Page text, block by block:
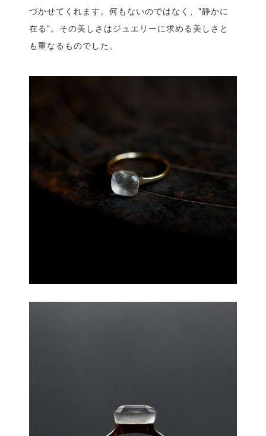
づかせてくれます。何もないのではなく、"静かに
在る"。その美しさはジュエリーに求める美しさと
も重なるものでした。